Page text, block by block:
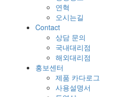
연혁
오시는길
Contact
상담 문의
국내대리점
해외대리점
홍보센터
제품 카다로그
사용설명서